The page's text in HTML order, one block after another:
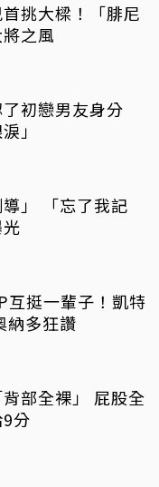
挑大樑！「腓尼
之風
初戀男友身分
」
」 「忘了我記
互挺一輩子！凱特
納多狂讚
部全裸」 屁股全
分